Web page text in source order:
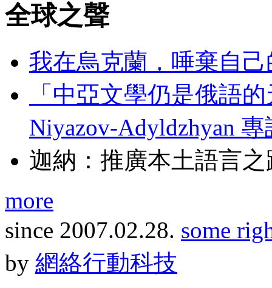
全球之聲
我在烏克蘭，唾棄自
「中亞文學仍是俄語
Niyazov-Adyldzhyan 專
迦納：推廣本土語言
more
since 2007.02.28. some
by 網絡行動科技